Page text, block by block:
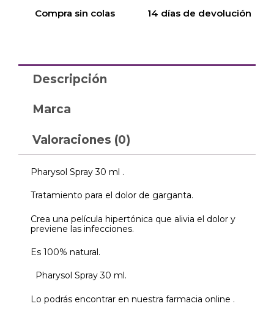
Compra sin colas 14 días de devolución
Descripción
Marca
Valoraciones (0)
Pharysol Spray 30 ml .
Tratamiento para el dolor de garganta.
Crea una película hipertónica que alivia el dolor y
previene las infecciones.
Es 100% natural.
Pharysol Spray 30 ml.
Lo podrás encontrar en nuestra farmacia online .